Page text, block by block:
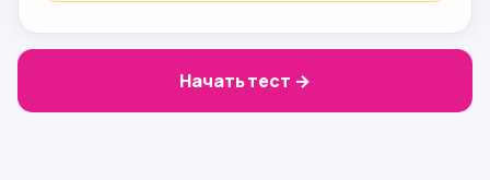
Начать тест →